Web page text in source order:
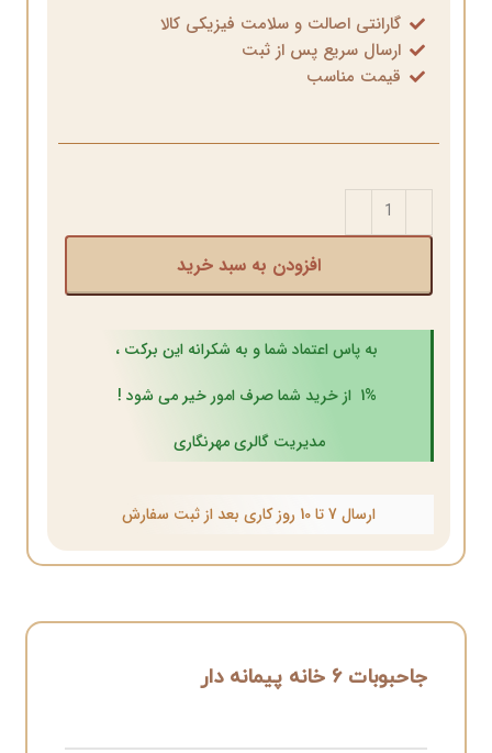
گارانتی اصالت و سلامت فیزیکی کالا
ارسال سریع پس از ثبت
قیمت مناسب
افزودن به سبد خرید
به پاس اعتماد شما و به شکرانه این برکت ،
1% از خرید شما صرف امور خیر می شود !
مدیریت گالری مهرنگاری
ارسال 7 تا 10 روز کاری بعد از ثبت سفارش
جاحبوبات ۶ خانه پیمانه دار